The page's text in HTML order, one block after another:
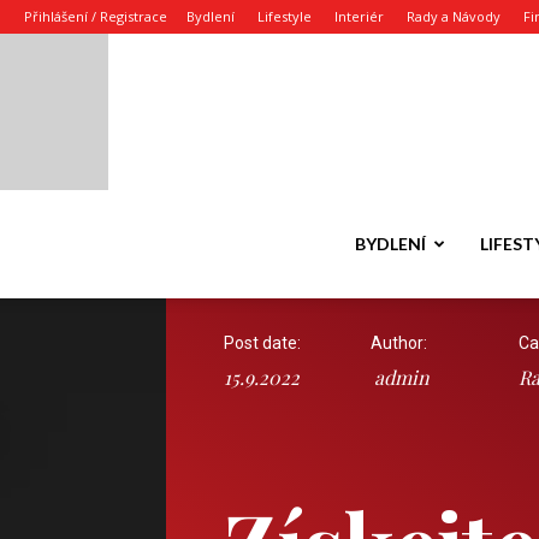
Přihlášení / Registrace Bydlení Lifestyle Interiér Rady a Návody
BYDLENÍ
Post date:
15.9.2022
Author:
admin